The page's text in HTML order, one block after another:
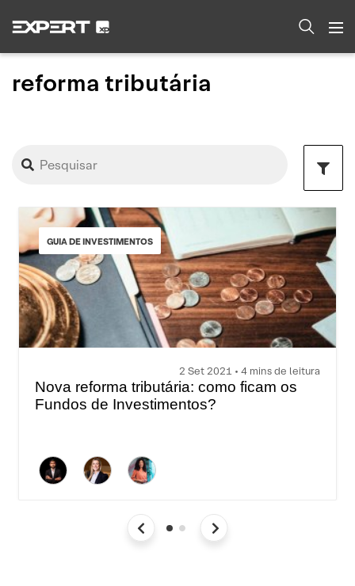
reforma tributária
GUIA DE INVESTIMENTOS
2 Set 2021 • 4 mins de leitura
Nova reforma tributária: como ficam os
Fundos de Investimentos?